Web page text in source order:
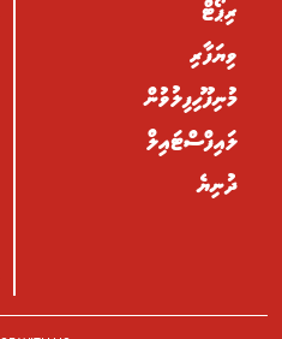
ރިޕޯޓް
ވިޔަފާރި
މުނިފޫހިފިލުވުން
ލައިފްސްޓައިލް
ދުނިޔެ